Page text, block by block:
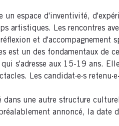
espace d'inventivité,
artistiques. Les rencontres
et
est un des fondamentaux de
s'adresse aux 15-19 ans.
Les candidat·e·s
une autre structure
annoncé, la date